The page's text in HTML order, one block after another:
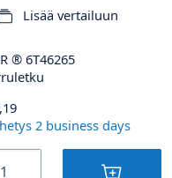
Lisää vertailuun
® 6T46265
2 business days